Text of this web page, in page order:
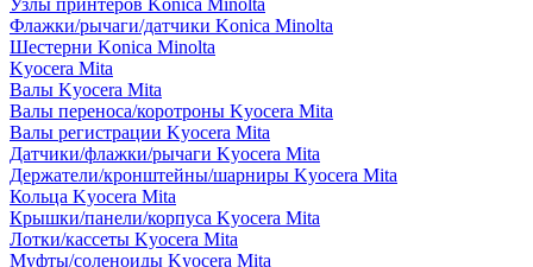
Узлы принтеров Konica Minolta
Флажки/рычаги/датчики Konica Minolta
Шестерни Konica Minolta
Kyocera Mita
Валы Kyocera Mita
Валы переноса/коротроны Kyocera Mita
Валы регистрации Kyocera Mita
Датчики/флажки/рычаги Kyocera Mita
Держатели/кронштейны/шарниры Kyocera Mita
Кольца Kyocera Mita
Крышки/панели/корпуса Kyocera Mita
Лотки/кассеты Kyocera Mita
Муфты/соленоиды Kyocera Mita